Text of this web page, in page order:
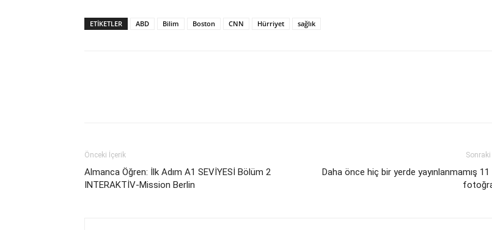
ETİKETLER ABD Bilim Boston CNN Hürriyet sağlık
Önceki İçerik
Almanca Öğren: İlk Adım A1 SEVİYESİ Bölüm 2
INTERAKTİV-Mission Berlin
Daha önce hiç bir yerde yayınlanmamış 11